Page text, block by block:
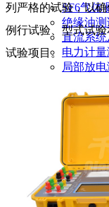
SF6气体
绝缘油
直流系
电力计
局部放
其他
新闻动态
行业资讯
解决方案
产品案例
指导书
培训方案
列严格的试验，以
例行试验、型式试
试验项目。